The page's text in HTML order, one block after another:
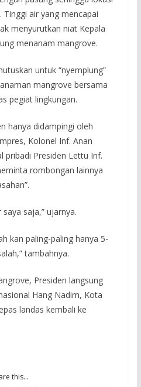
air yang mencapai
menyurutkan niat Kepala
menanam mangrove.
untuk “nyemplung”
mangrove bersama
pegiat lingkungan.
hanya didampingi oleh
Kolonel Inf. Anan
pribadi Presiden Lettu Inf.
rombongan lainnya
saja,” ujarnya.
kan paling-paling hanya 5-
tambahnya.
Presiden langsung
Hang Nadim, Kota
landas kembali ke
this…